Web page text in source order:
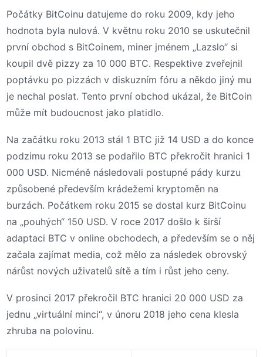
Počátky BitCoinu datujeme do roku 2009, kdy jeho
hodnota byla nulová. V květnu roku 2010 se uskutečnil
první obchod s BitCoinem, miner jménem „Lazslo“ si
koupil dvě pizzy za 10 000 BTC. Respektive zveřejnil
poptávku po pizzách v diskuzním fóru a někdo jiný mu
je nechal poslat. Tento první obchod ukázal, že BitCoin
může mít budoucnost jako platidlo.
Na začátku roku 2013 stál 1 BTC již 14 USD a do konce
podzimu roku 2013 se podařilo BTC překročit hranici 1
000 USD. Nicméně následovali postupné pády kurzu
způsobené především krádežemi kryptoměn na
burzách. Počátkem roku 2015 se dostal kurz BitCoinu
na „pouhých“ 150 USD. V roce 2017 došlo k širší
adaptaci BTC v online obchodech, a především se o něj
začala zajímat media, což mělo za následek obrovský
nárůst nových uživatelů sítě a tím i růst jeho ceny.
V prosinci 2017 překročil BTC hranici 20 000 USD za
jednu „virtuální minci“, v únoru 2018 jeho cena klesla
zhruba na polovinu.